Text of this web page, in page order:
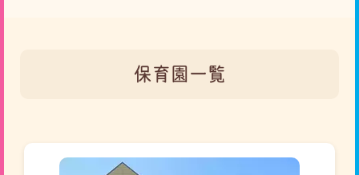
保育園一覧